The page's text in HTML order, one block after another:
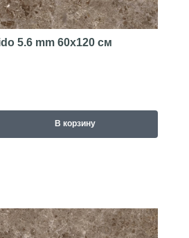
5.6 mm 60x120 см
В корзину